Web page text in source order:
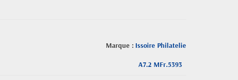
Marque : Issoire Philatelie
A7.2 MFr.5393